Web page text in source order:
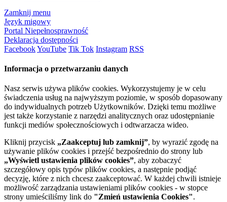
Zamknij menu
Język migowy
Portal Niepełnosprawność
Deklaracja dostępności
FacebookYouTube Tik Tok Instagram RSS
Informacja o przetwarzaniu danych
Nasz serwis używa plików cookies. Wykorzystujemy je w celu
świadczenia usług na najwyższym poziomie, w sposób dopasowany
do indywidualnych potrzeb Użytkowników. Dzięki temu możliwe
jest także korzystanie z narzędzi analitycznych oraz udostępnianie
funkcji mediów społecznościowych i odtwarzacza wideo.
Kliknij przycisk „Zaakceptuj lub zamknij”, by wyrazić zgodę na
używanie plików cookies i przejść bezpośrednio do strony lub
„Wyświetl ustawienia plików cookies”, aby zobaczyć
szczegółowy opis typów plików cookies, a następnie podjąć
decyzję, które z nich chcesz zaakceptować. W każdej chwili istnieje
możliwość zarządzania ustawieniami plików cookies - w stopce
strony umieściliśmy link do "Zmień ustawienia Cookies".